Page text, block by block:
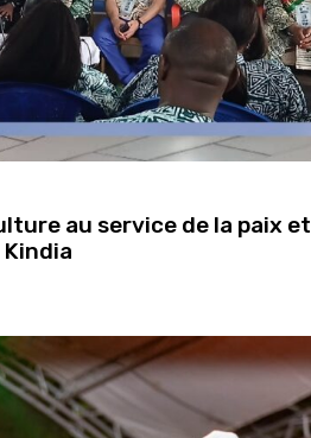
au service de la paix et